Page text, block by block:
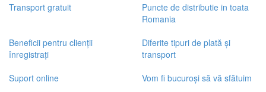
+
Transport gratuit
Puncte de distributie in toata
Romania
Beneficii pentru clienții
înregistrați
Diferite tipuri de plată și
transport
Suport online
Vom fi bucuroși să vă sfătuim